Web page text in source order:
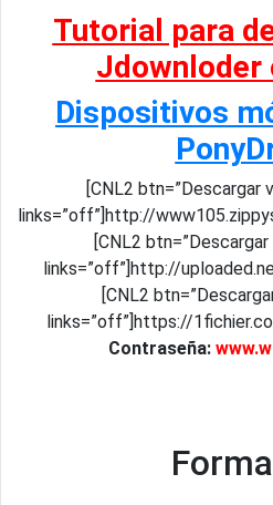
Tutorial para
Jdownloder
Dispositivos
[CNL2 btn=”Descargar
links=”off”]http://
[CNL2 btn=”Descargar
links=”off”]http://
[CNL2
links=”off”]https://
Contraseña: